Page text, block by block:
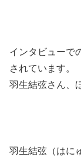
インタビューで
されています。
羽生結弦さん、
羽生結弦（はに